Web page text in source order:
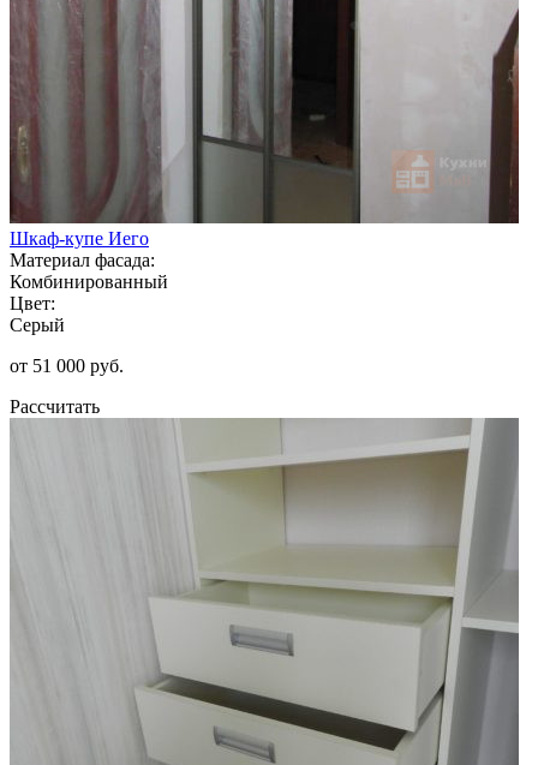
Шкаф-купе Иего
Материал фасада:
Комбинированный
Цвет:
Серый
от 51 000 руб.
Рассчитать